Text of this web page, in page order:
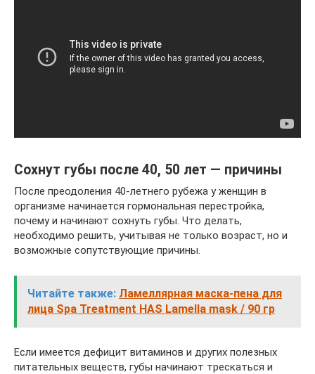
Сохнут губы после 40, 50 лет — причины
После преодоления 40-летнего рубежа у женщин в
организме начинается гормональная перестройка,
почему и начинают сохнуть губы. Что делать,
необходимо решить, учитывая не только возраст, но и
возможные сопутствующие причины.
Читайте также: Ламеллярная маска-пена для
лица Spa Treatment HAS Lamella mask / 90 гр
Если имеется дефицит витаминов и других полезных
питательных веществ, губы начинают трескаться и